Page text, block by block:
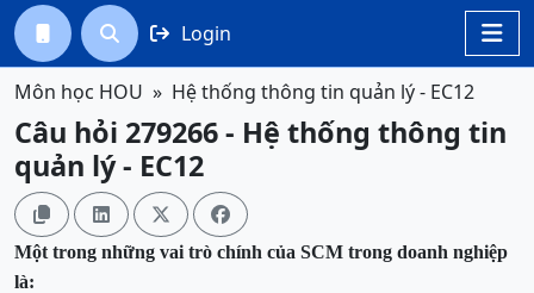

  Login
Môn học HOU Hệ thống thông tin quản lý - EC12
Câu hỏi 279266 - Hệ thống thông tin
quản lý - EC12
   
Một trong những vai trò chính của SCM trong doanh nghiệp
là: